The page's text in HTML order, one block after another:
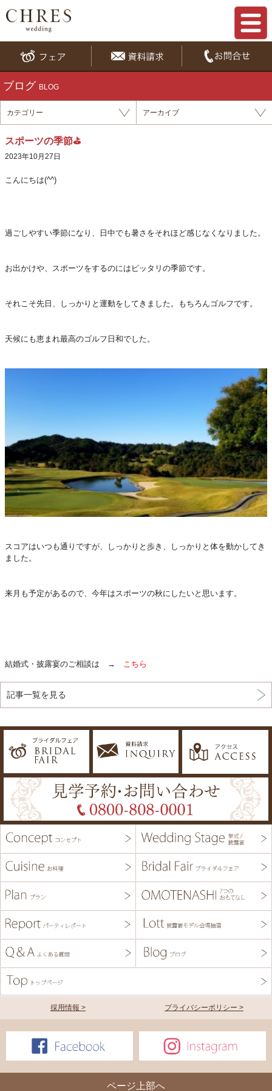
ブログ BLOG
カテゴリー アーカイブ
スポーツの季節⛳
2023年10月27日
こんにちは(^^)
過ごしやすい季節になり、日中でも暑さをそれほど感じなくなりました。
お出かけや、スポーツをするのにはピッタリの季節です。
それこそ先日、しっかりと運動をしてきました。もちろんゴルフです。
天候にも恵まれ最高のゴルフ日和でした。
スコアはいつも通りですが、しっかりと歩き、しっかりと体を動かしてき
ました。
来月も予定があるので、今年はスポーツの秋にしたいと思います。
結婚式・披露宴のご相談は → こちら
記事一覧を見る
採用情報 > プライバシーポリシー >
ページ上部へ